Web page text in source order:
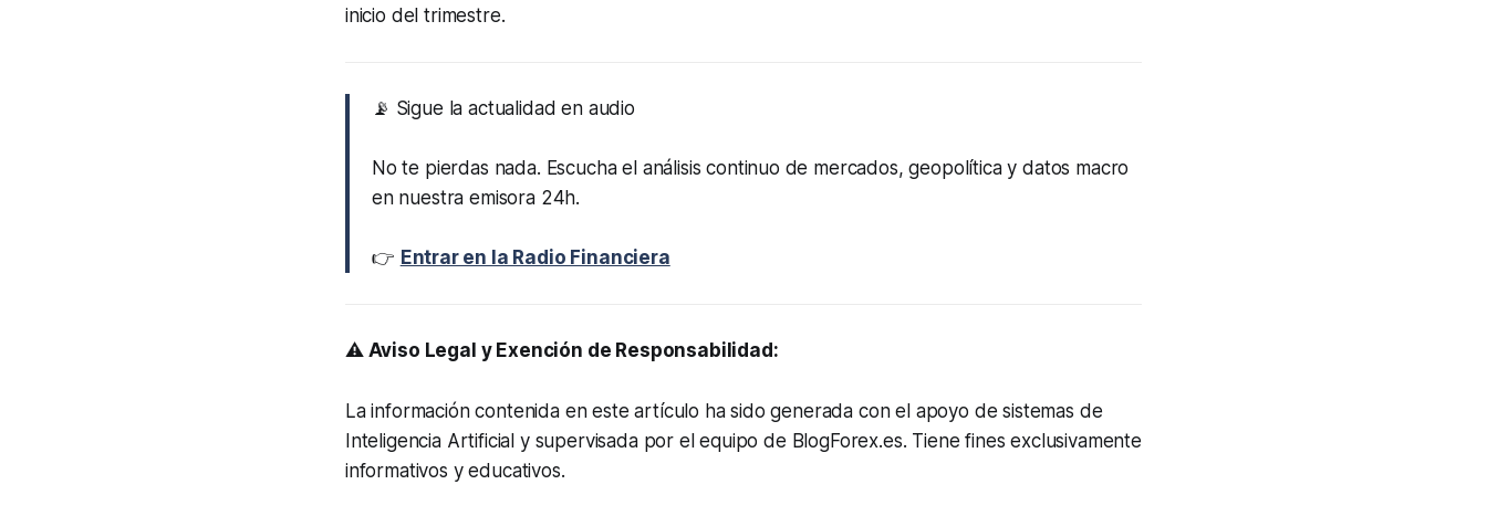
inicio del trimestre.
📡 Sigue la actualidad en audio
No te pierdas nada. Escucha el análisis continuo de mercados, geopolítica y datos macro
en nuestra emisora 24h.
👉 Entrar en la Radio Financiera
⚠️ Aviso Legal y Exención de Responsabilidad:
La información contenida en este artículo ha sido generada con el apoyo de sistemas de
Inteligencia Artificial y supervisada por el equipo de BlogForex.es. Tiene fines exclusivamente
informativos y educativos.